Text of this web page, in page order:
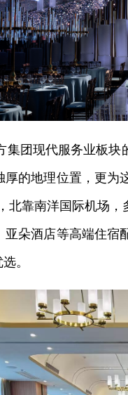
集团现代服务业板
的地理位置，更
北靠南洋国际机场
朵酒店等高端住
。